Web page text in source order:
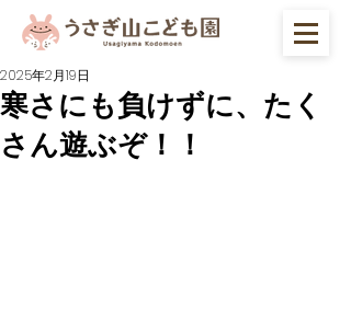
寒さにも負けずに、たく
さん遊ぶぞ！！
2025年2月19日